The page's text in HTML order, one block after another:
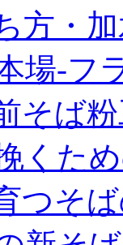
方・
場‐フ
そば
くた
つそ